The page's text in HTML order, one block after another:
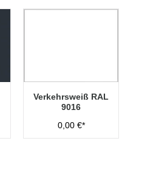
Verkehrsweiß RAL
9016
0,00 €*